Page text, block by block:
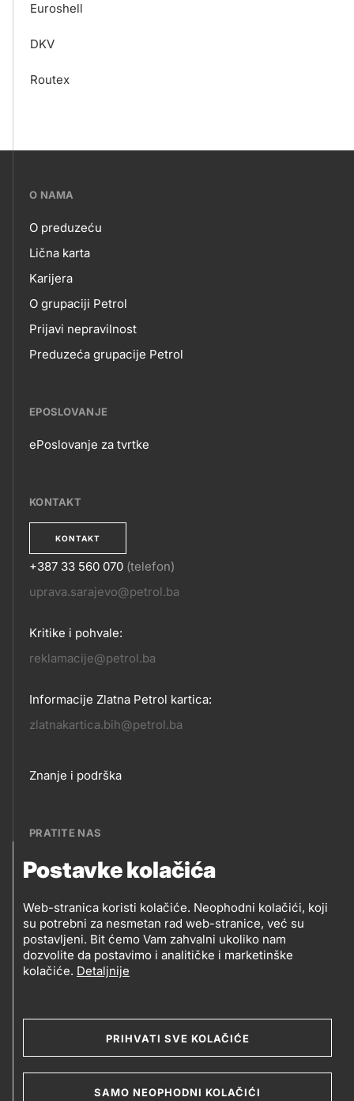
Postavke kolačića
Web-stranica koristi kolačiće. Neophodni kolačići, koji
su potrebni za nesmetan rad web-stranice, već su
postavljeni. Bit ćemo Vam zahvalni ukoliko nam
dozvolite da postavimo i analitičke i marketinške
kolačiće. Detaljnije
PRIHVATI SVE KOLAČIĆE
SAMO NEOPHODNI KOLAČIĆI
Euroshell
DKV
Routex
???
skupno.footer-
title???
O NAMA
O
NAMA
O preduzeću
Lična karta
Karijera
O grupaciji Petrol
Prijavi nepravilnost
Preduzeća grupacije Petrol
EPOSLOVANJE
ePoslovanje za tvrtke
KONTAKT
KONTAKT
KONTAKT
+387 33 560 070 (telefon)
uprava.sarajevo@petrol.ba
Kritike i pohvale:
reklamacije@petrol.ba
Informacije Zlatna Petrol kartica:
zlatnakartica.bih@petrol.ba
Footer
Znanje i podrška
PRATITE NAS
PRATITE
NAS
Petrol BH Oil Company, d.o.o.
Džemala Bijedića 202, 71210 Ilidža, Sarajevo
Social
media
Legal
2019-2026 Petrol BH Oil Company d.o.o. i Petrol d.d.,
Ljubljana
Uslovi upotrebe
Opći uslovi